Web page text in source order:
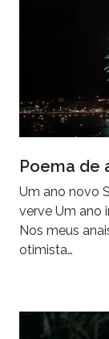
Poema de
Um ano novo
verve Um ano
Nos meus
otimista…